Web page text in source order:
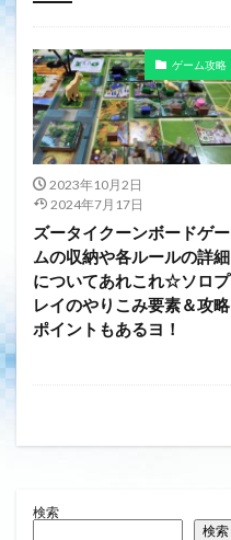
未分類
ゲーム攻略
2023年10月2日
2024年7月17日
ズータイクーンボードゲー
ムの収納や各ルールの詳細
についてあれこれ☆ソロプ
レイのやりこみ要素＆攻略
ポイントもあるヨ！
検索
検索